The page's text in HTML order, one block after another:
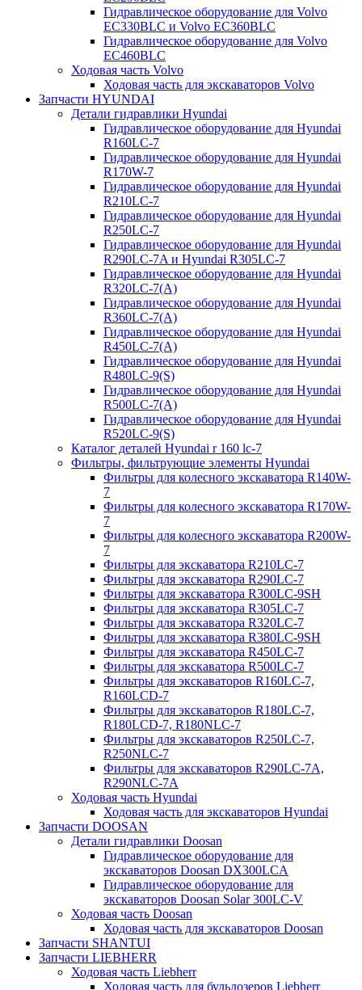
Гидравлическое оборудование для Volvo
EC330BLC и Volvo EC360BLC
Гидравлическое оборудование для Volvo
EC460BLC
Ходовая часть Volvo
Ходовая часть для экскаваторов Volvo
Запчасти HYUNDAI
Детали гидравлики Hyundai
Гидравлическое оборудование для Hyundai
R160LC-7
Гидравлическое оборудование для Hyundai
R170W-7
Гидравлическое оборудование для Hyundai
R210LC-7
Гидравлическое оборудование для Hyundai
R250LC-7
Гидравлическое оборудование для Hyundai
R290LC-7A и Hyundai R305LC-7
Гидравлическое оборудование для Hyundai
R320LC-7(A)
Гидравлическое оборудование для Hyundai
R360LC-7(A)
Гидравлическое оборудование для Hyundai
R450LC-7(A)
Гидравлическое оборудование для Hyundai
R480LC-9(S)
Гидравлическое оборудование для Hyundai
R500LC-7(A)
Гидравлическое оборудование для Hyundai
R520LC-9(S)
Каталог деталей Hyundai r 160 lc-7
Фильтры, фильтрующие элементы Hyundai
Фильтры для колесного экскаватора R140W-
7
Фильтры для колесного экскаватора R170W-
7
Фильтры для колесного экскаватора R200W-
7
Фильтры для экскаватора R210LC-7
Фильтры для экскаватора R290LC-7
Фильтры для экскаватора R300LC-9SH
Фильтры для экскаватора R305LC-7
Фильтры для экскаватора R320LC-7
Фильтры для экскаватора R380LC-9SH
Фильтры для экскаватора R450LC-7
Фильтры для экскаватора R500LC-7
Фильтры для экскаваторов R160LC-7,
R160LCD-7
Фильтры для экскаваторов R180LC-7,
R180LCD-7, R180NLC-7
Фильтры для экскаваторов R250LC-7,
R250NLC-7
Фильтры для экскаваторов R290LC-7A,
R290NLC-7A
Ходовая часть Hyundai
Ходовая часть для экскаваторов Hyundai
Запчасти DOOSAN
Детали гидравлики Doosan
Гидравлическое оборудование для
экскаваторов Doosan DX300LCA
Гидравлическое оборудование для
экскаваторов Doosan Solar 300LC-V
Ходовая часть Doosan
Ходовая часть для экскаваторов Doosan
Запчасти SHANTUI
Запчасти LIEBHERR
Ходовая часть Liebherr
Ходовая часть для бульдозеров Liebherr